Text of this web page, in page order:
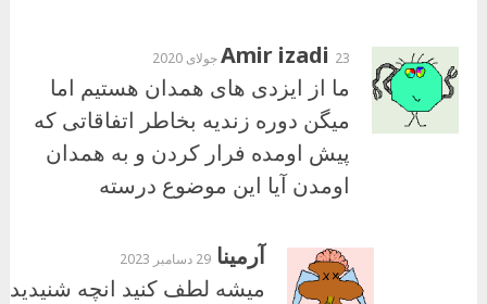
Amir izadi 23 جولای 2020
ما از ایزدی های همدان هستیم اما
میگن دوره زندیه بخاطر اتفاقاتی که
پیش اومده فرار کردن و به همدان
اومدن آیا این موضوع درسته
آرمینا 29 دسامبر 2023
میشه لطف کنید انچه شنیدید